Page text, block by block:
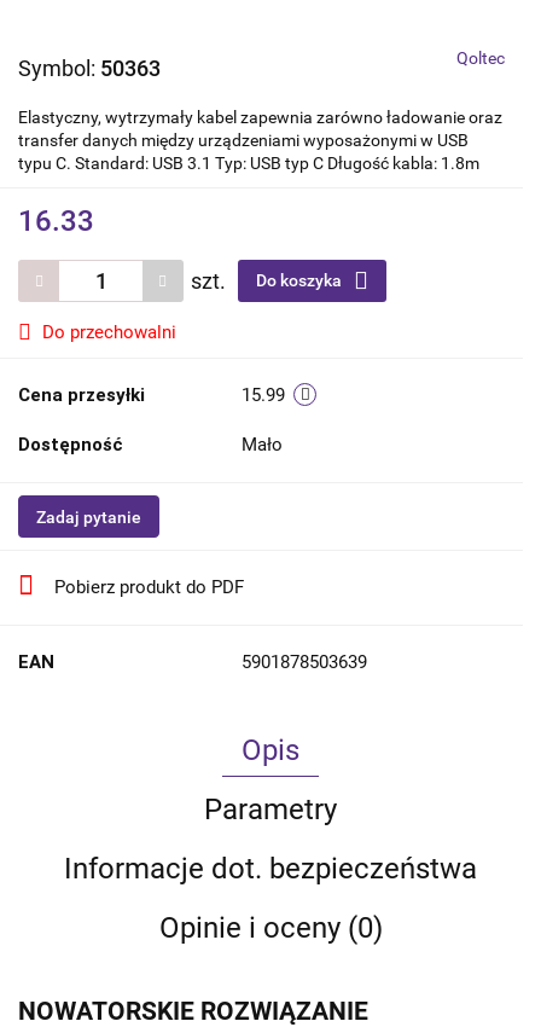
Symbol: 50363 Qoltec
Elastyczny, wytrzymały kabel zapewnia zarówno ładowanie oraz
transfer danych między urządzeniami wyposażonymi w USB
typu C. Standard: USB 3.1 Typ: USB typ C Długość kabla: 1.8m
16.33
szt. Do koszyka
Do przechowalni
Cena przesyłki 15.99
Dostępność Mało
Zadaj pytanie
Pobierz produkt do PDF
EAN 5901878503639
Opis
Parametry
Informacje dot. bezpieczeństwa
Opinie i oceny (0)
NOWATORSKIE ROZWIĄZANIE